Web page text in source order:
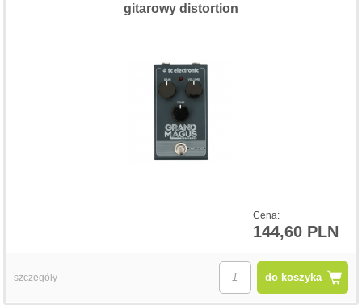
Cena:
144,60 PLN
gitarowy distortion
do koszyka
szczegóły